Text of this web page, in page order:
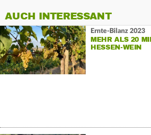
AUCH INTERESSANT
Ernte-Bilanz 2023
MEHR ALS 20
HESSEN-WEIN